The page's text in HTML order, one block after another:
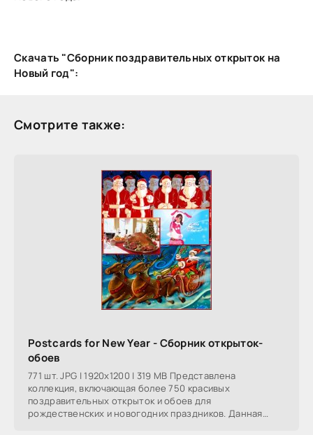
Скачать "Сборник поздравительных открыток на
Новый год":
Смотрите также:
Postcards for New Year - Сборник открыток-
обоев
771 шт. JPG | 1920x1200 | 319 MB Представлена
коллекция, включающая более 750 красивых
поздравительных открыток и обоев для
рождественских и новогодних праздников. Данная